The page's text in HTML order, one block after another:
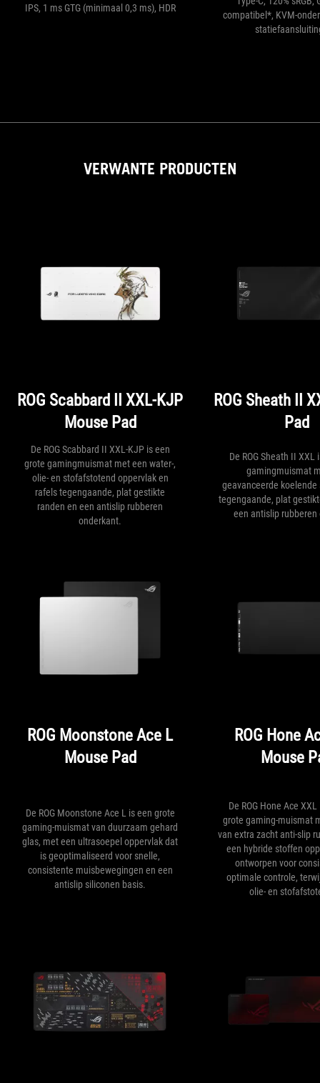
IPS, 1 ms GTG (minimaal 0,3 ms), HDR
compatibel*, KVM-
VERWANTE PRODUCTEN
ROG Scabbard II XXL-KJP
Mouse Pad
De ROG Scabbard II XXL-KJP is een
grote gamingmuismat met een water-,
olie- en stofafstotend oppervlak en
rafels tegengaande, plat gestikte
randen en een antislip rubberen
onderkant.
ROG Sheath II
Pad
De ROG Sheath II XXL
gamingmuismat
geavanceerde
tegengaande, plat
een antislip rubberen
ROG Moonstone Ace L
Mouse Pad
De ROG Moonstone Ace L is een grote
gaming-muismat van duurzaam gehard
glas, met een ultrasoepel oppervlak dat
is geoptimaliseerd voor snelle,
consistente muisbewegingen en een
antislip siliconen basis.
ROG Hone
Mouse
De ROG Hone Ace
grote gaming-muismat
van extra zacht anti-slip
een hybride stoffen
ontworpen voor
optimale controle,
olie- en